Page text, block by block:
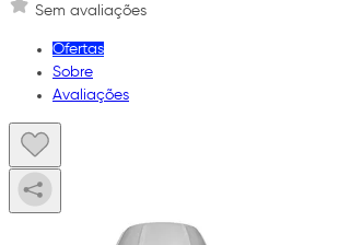
Sem avaliações
Ofertas
Sobre
Avaliações